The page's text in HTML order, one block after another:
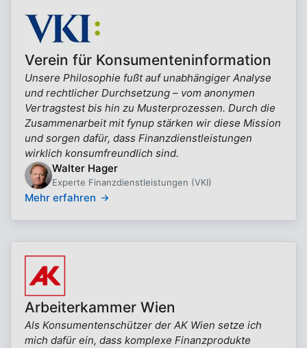
Verein für Konsumenteninformation
Unsere Philosophie fußt auf unabhängiger Analyse
und rechtlicher Durchsetzung – vom anonymen
Vertragstest bis hin zu Musterprozessen. Durch die
Zusammenarbeit mit fynup stärken wir diese Mission
und sorgen dafür, dass Finanzdienstleistungen
wirklich konsumfreundlich sind.
Walter Hager
Experte Finanzdienstleistungen (VKI)
Mehr erfahren
Arbeiterkammer Wien
Als Konsumentenschützer der AK Wien setze ich
mich dafür ein, dass komplexe Finanzprodukte